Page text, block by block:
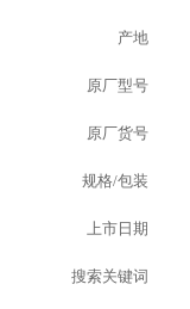
产地
原厂型号
原厂货号
规格/包装
上市日期
搜索关键词